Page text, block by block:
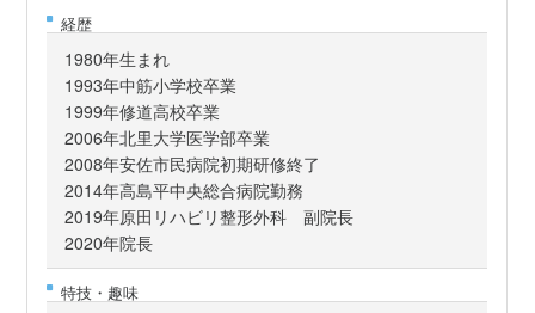
経歴
1980年生まれ
1993年中筋小学校卒業
1999年修道高校卒業
2006年北里大学医学部卒業
2008年安佐市民病院初期研修終了
2014年高島平中央総合病院勤務
2019年原田リハビリ整形外科 副院長
2020年院長
特技・趣味